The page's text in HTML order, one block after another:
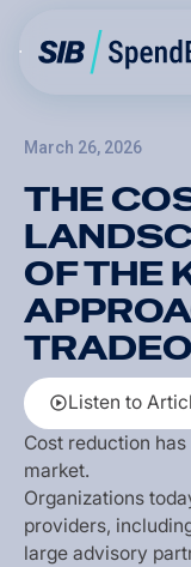
March 26, 2026
THE
OF THE
Listen to Articl
Cost reduction has
market.
Organizations toda
providers, includin
large advisory part